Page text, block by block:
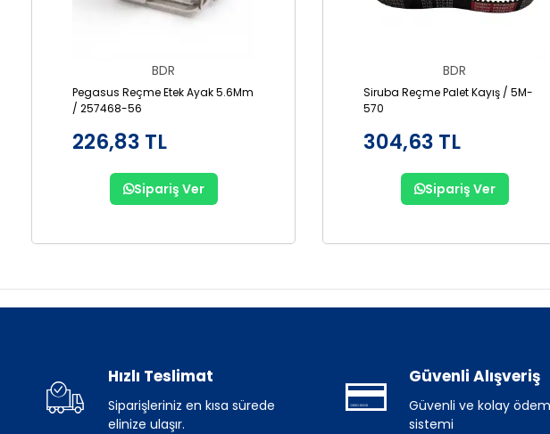
BDR
Pegasus Reçme Etek Ayak 5.6Mm
/ 257468-56
226,83 TL
Sipariş Ver
BDR
Siruba Reçme Palet Kayış / 5M-
570
304,63 TL
Sipariş Ver
Hızlı Teslimat
Siparişleriniz en kısa sürede
elinize ulaşır.
Güvenli Alışveriş
Güvenli ve kolay
sistemi